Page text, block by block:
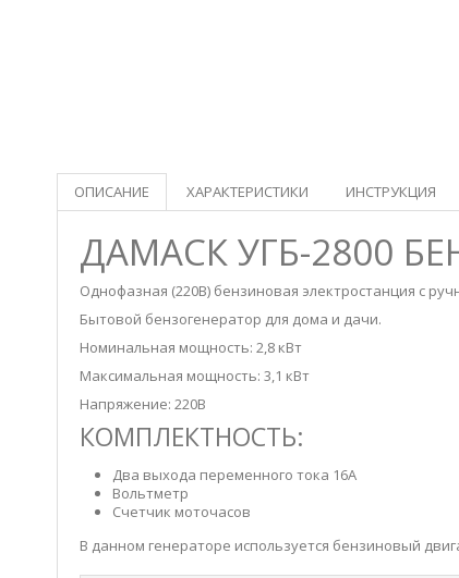
ОПИСАНИЕ ХАРАКТЕРИСТИКИ ИНСТРУКЦИЯ
ДАМАСК УГБ-2800
Однофазная (220В) бензиновая электростанция с
Бытовой бензогенератор для дома и дачи.
Номинальная мощность: 2,8 кВт
Максимальная мощность: 3,1 кВт
Напряжение: 220В
КОМПЛЕКТНОСТЬ:
Два выхода переменного тока 16А
Вольтметр
Счетчик моточасов
В данном генераторе используется бензиновый